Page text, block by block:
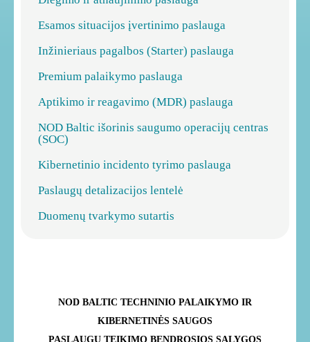
Esamos situacijos įvertinimo paslauga
Inžinieriaus pagalbos (Starter) paslauga
Premium palaikymo paslauga
Aptikimo ir reagavimo (MDR) paslauga
NOD Baltic išorinis saugumo operacijų centras
(SOC)
Kibernetinio incidento tyrimo paslauga
Paslaugų detalizacijos lentelė
Duomenų tvarkymo sutartis
NOD BALTIC TECHNINIO PALAIKYMO IR
KIBERNETINĖS SAUGOS
PASLAUGŲ TEIKIMO BENDROSIOS SĄLYGOS